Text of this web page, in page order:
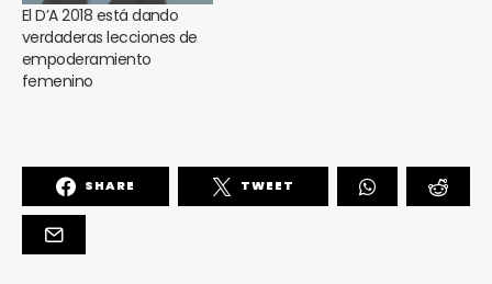
El D’A 2018 está dando
verdaderas lecciones de
empoderamiento
femenino
SHARE TWEET